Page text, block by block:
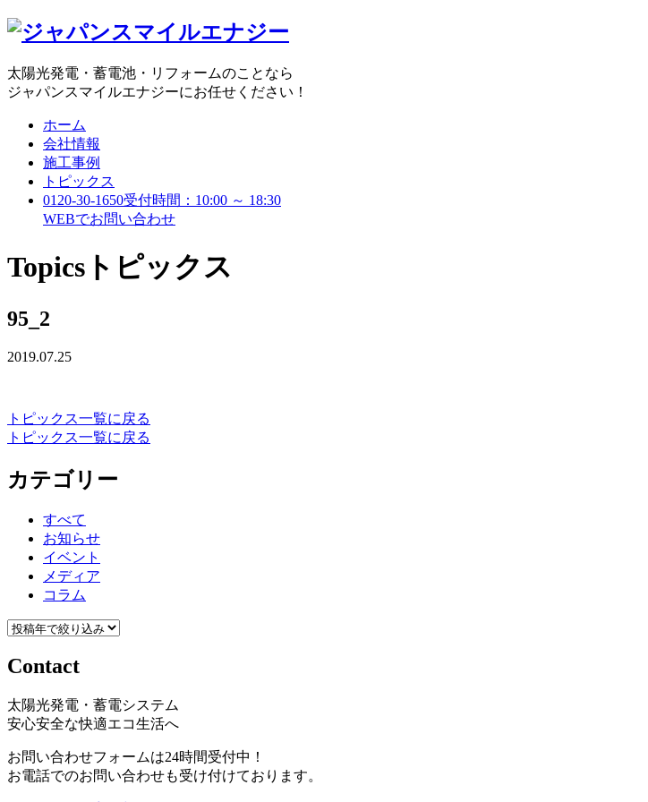
太陽光発電・蓄電池・リフォームのことなら
ジャパンスマイルエナジーにお任せください！
ホーム
会社情報
施工事例
トピックス
0120-30-1650受付時間：10:00 ～ 18:30
WEBでお問い合わせ
Topics トピックス
95_2
2019.07.25
トピックス一覧に戻る
トピックス一覧に戻る
カテゴリー
すべて
お知らせ
イベント
メディア
コラム
Contact
太陽光発電・蓄電システム
安心安全な快適エコ生活へ
お問い合わせフォームは24時間受付中！
お電話でのお問い合わせも受け付けております。